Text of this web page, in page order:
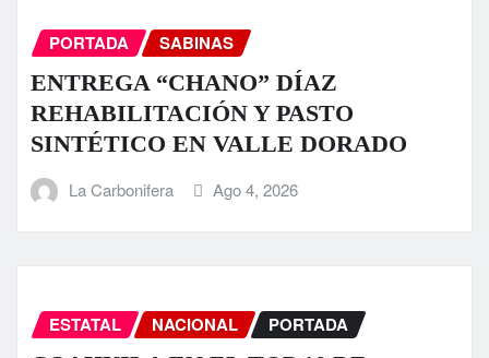
PORTADA SABINAS
ENTREGA “CHANO” DÍAZ
REHABILITACIÓN Y PASTO
SINTÉTICO EN VALLE DORADO
La Carbonifera Ago 4, 2026
ESTATAL NACIONAL PORTADA